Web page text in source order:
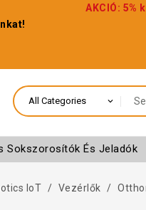
AKCIÓ: 5%
Sokszorosítók És Jeladók
IoT Vezérlők